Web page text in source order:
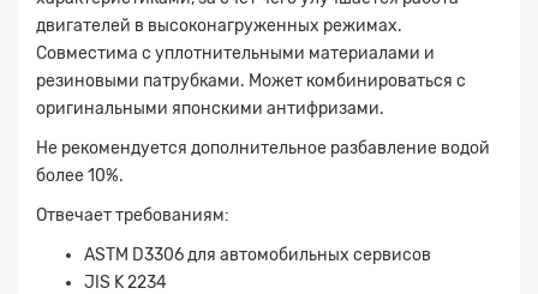
двигателей в высоконагруженных режимах.
Совместима с уплотнительными материалами и
резиновыми патрубками. Может комбинироваться с
оригинальными японскими антифризами.
Не рекомендуется дополнительное разбавление водой
более 10%.
Отвечает требованиям:
ASTM D3306 для автомобильных сервисов
JIS K 2234